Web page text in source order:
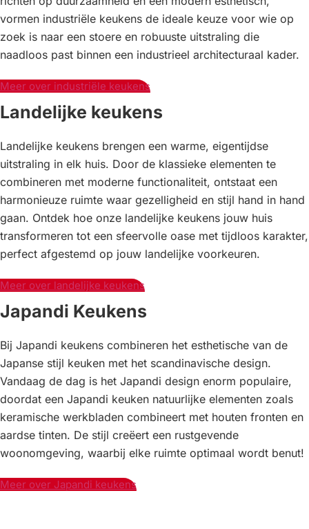
vormen industriële keukens de ideale keuze voor wie op
zoek is naar een stoere en robuuste uitstraling die
naadloos past binnen een industrieel architecturaal kader.
Meer over industriële keukens
Landelijke keukens
Landelijke keukens brengen een warme, eigentijdse
uitstraling in elk huis. Door de klassieke elementen te
combineren met moderne functionaliteit, ontstaat een
harmonieuze ruimte waar gezelligheid en stijl hand in hand
gaan. Ontdek hoe onze landelijke keukens jouw huis
transformeren tot een sfeervolle oase met tijdloos karakter,
perfect afgestemd op jouw landelijke voorkeuren.
Meer over landelijke keukens
Japandi Keukens
Bij Japandi keukens combineren het esthetische van de
Japanse stijl keuken met het scandinavische design.
Vandaag de dag is het Japandi design enorm populaire,
doordat een Japandi keuken natuurlijke elementen zoals
keramische werkbladen combineert met houten fronten en
aardse tinten. De stijl creëert een rustgevende
woonomgeving, waarbij elke ruimte optimaal wordt benut!
Meer over Japandi keukens